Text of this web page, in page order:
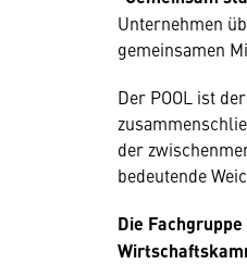
Unternehmen
gemeinsamen
Der POOL ist
der
bedeutende
Die